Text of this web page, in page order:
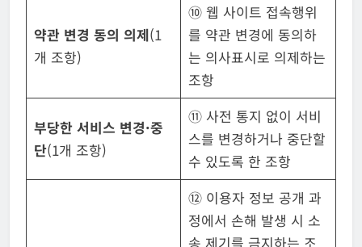
약관 변경 동의 의제(1
개 조항)
⑩ 웹 사이트 접속행위
를 약관 변경에 동의하
는 의사표시로 의제하는
조항
부당한 서비스 변경·중
단(1개 조항)
⑪ 사전 통지 없이 서비
스를 변경하거나 중단할
수 있도록 한 조항
⑫ 이용자 정보 공개 과
정에서 손해 발생 시 소
송 제기를 금지하는 조